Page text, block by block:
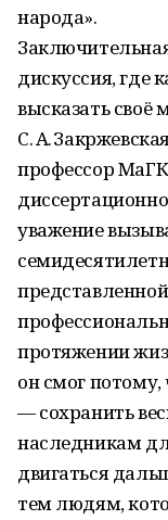
народа».
дискуссия,
высказать своё
С. А.
профессор
уважение
протяжении
он смог
— сохранить
наследникам
двигаться
тем людям,